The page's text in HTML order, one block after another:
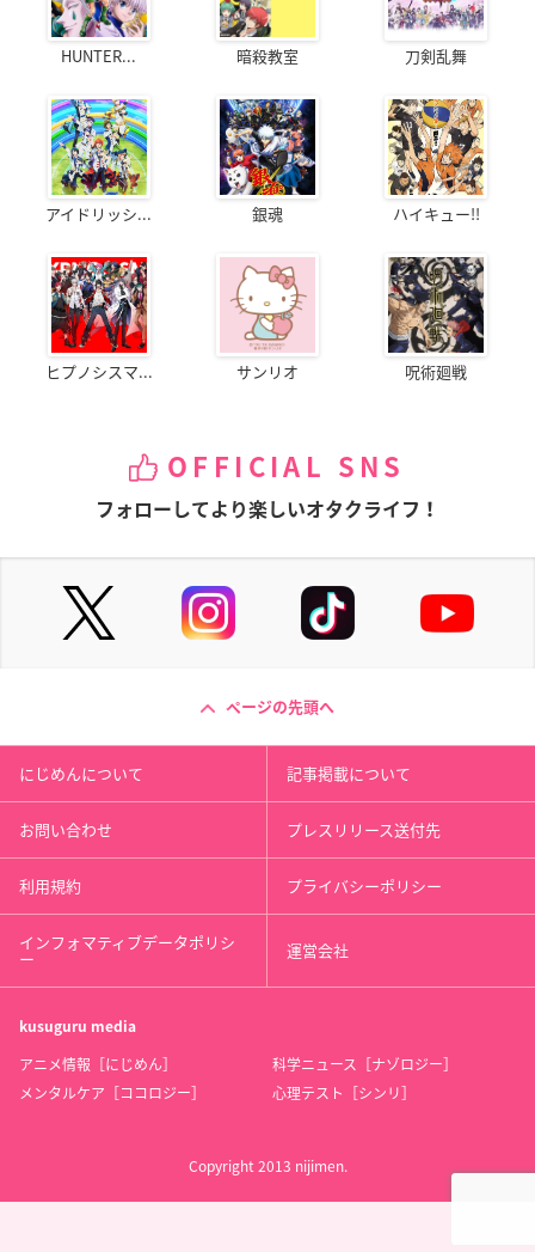
HUNTER... 暗殺教室 刀剣乱舞
アイドリッシ... 銀魂 ハイキュー!!
ヒプノシスマ... サンリオ 呪術廻戦
OFFICIAL SNS
フォローしてより楽しいオタクライフ！
ページの先頭へ
にじめんについて 記事掲載について
お問い合わせ プレスリリース送付先
利用規約 プライバシーポリシー
インフォマティブデータポリシ
ー 運営会社
kusuguru media
アニメ情報［にじめん］
科学ニュース［ナゾロジー］
メンタルケア［ココロジー］
心理テスト［シンリ］
Copyright 2013 nijimen.